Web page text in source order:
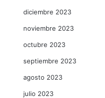
diciembre 2023
noviembre 2023
octubre 2023
septiembre 2023
agosto 2023
julio 2023